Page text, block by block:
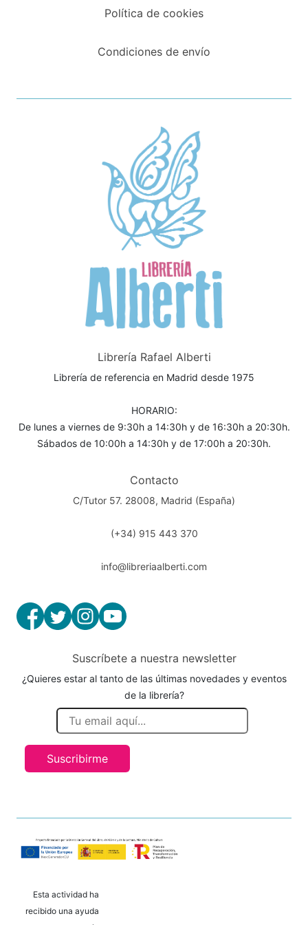
Política de cookies
Condiciones de envío
Librería Rafael Alberti
Librería de referencia en Madrid desde 1975
HORARIO:
De lunes a viernes de 9:30h a 14:30h y de 16:30h a 20:30h.
Sábados de 10:00h a 14:30h y de 17:00h a 20:30h.
Contacto
C/Tutor 57. 28008, Madrid (España)
(+34) 915 443 370
info@libreriaalberti.com
Suscríbete a nuestra newsletter
¿Quieres estar al tanto de las últimas novedades y eventos
de la librería?
Suscribirme
Esta actividad ha
recibido una ayuda